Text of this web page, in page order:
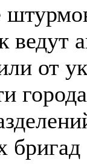
ведут
от